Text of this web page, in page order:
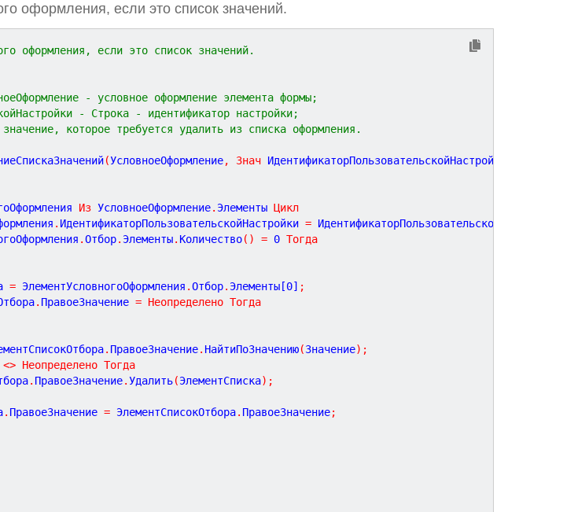
оформления, если это список значений.
оформления, если это список значений.
- условное оформление элемента формы;
- Строка - идентификатор настройки;
которое требуется удалить из списка оформления.
(УсловноеОформление, Знач ИдентификаторПользовательскойНастройки
Из УсловноеОформление. Элементы Цикл
. ИдентификаторПользовательскойНастройки = ИдентификаторПользовательскойНастройки
.Отбор. Элементы. Количество( ) = 0 Тогда
= ЭлементУсловногоОформления .Отбор. Элементы[0] ;
. ПравоеЗначение = Неопределено Тогда
. ПравоеЗначение. НайтиПоЗначению(Значение) ;
<> Неопределено Тогда
. ПравоеЗначение.Удалить(ЭлементСписка) ;
. ПравоеЗначение = ЭлементСписокОтбора. ПравоеЗначение;